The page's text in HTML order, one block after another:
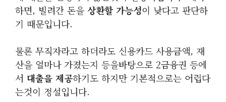
하면, 빌려간 돈을상환할 가능성이 낮다고 판단하
기 때문입니다.
물론 무직자라고 하더라도 신용카드 사용금액, 재
산을 얼마나 가졌는지 등을바탕으로 2금융권 등에
서 대출을 제공하기도 하지만 기본적으로는 어렵다
는것이 정설입니다.